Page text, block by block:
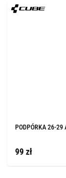
PODPÓRKA 26-29
99 zł